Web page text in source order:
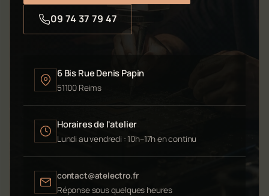
09 74 37 79 47
6 Bis Rue Denis Papin
51100 Reims
Horaires de l'atelier
Lundi au vendredi : 10h–17h en continu
contact@atelectro.fr
Réponse sous quelques heures